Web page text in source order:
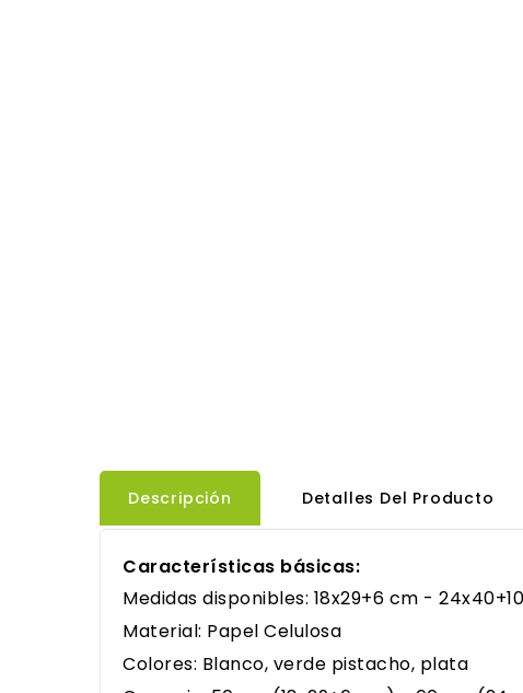
Descripción Detalles Del Producto
Características básicas:
Medidas disponibles: 18x29+6 cm -
Material: Papel Celulosa
Colores: Blanco, verde pistacho, plata